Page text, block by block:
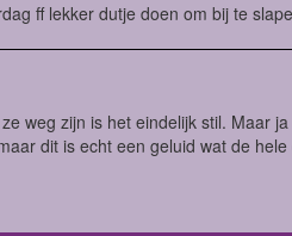
ff lekker dutje doen om bij te
weg zijn is het eindelijk stil. Maar
dit is echt een geluid wat de